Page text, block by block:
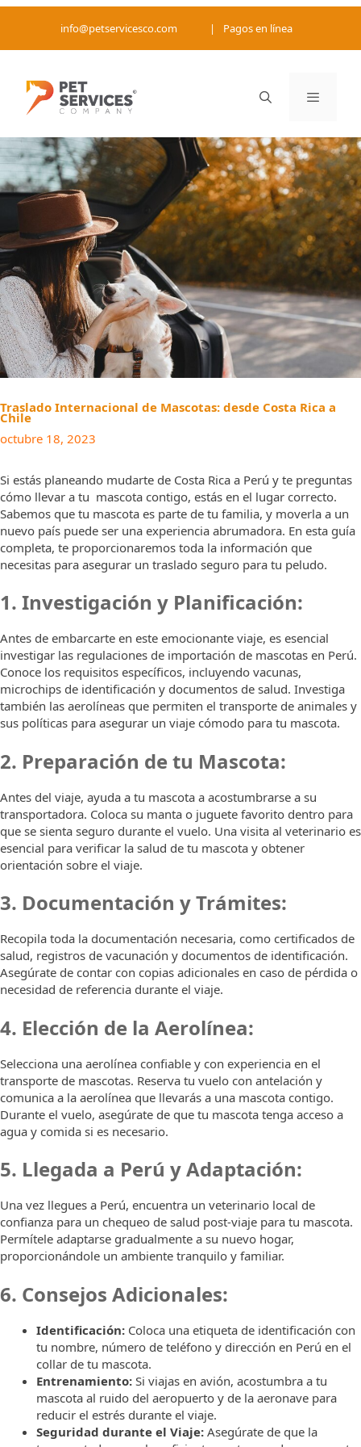
contenido
info@petservicesco.com | Pagos en línea
Menú
Traslado Internacional de Mascotas: desde Costa Rica a
Chile
octubre 18, 2023
Si estás planeando mudarte de Costa Rica a Perú y te preguntas
cómo llevar a tu mascota contigo, estás en el lugar correcto.
Sabemos que tu mascota es parte de tu familia, y moverla a un
nuevo país puede ser una experiencia abrumadora. En esta guía
completa, te proporcionaremos toda la información que
necesitas para asegurar un traslado seguro para tu peludo.
1. Investigación y Planificación:
Antes de embarcarte en este emocionante viaje, es esencial
investigar las regulaciones de importación de mascotas en Perú.
Conoce los requisitos específicos, incluyendo vacunas,
microchips de identificación y documentos de salud. Investiga
también las aerolíneas que permiten el transporte de animales y
sus políticas para asegurar un viaje cómodo para tu mascota.
2. Preparación de tu Mascota:
Antes del viaje, ayuda a tu mascota a acostumbrarse a su
transportadora. Coloca su manta o juguete favorito dentro para
que se sienta seguro durante el vuelo. Una visita al veterinario es
esencial para verificar la salud de tu mascota y obtener
orientación sobre el viaje.
3. Documentación y Trámites:
Recopila toda la documentación necesaria, como certificados de
salud, registros de vacunación y documentos de identificación.
Asegúrate de contar con copias adicionales en caso de pérdida o
necesidad de referencia durante el viaje.
4. Elección de la Aerolínea:
Selecciona una aerolínea confiable y con experiencia en el
transporte de mascotas. Reserva tu vuelo con antelación y
comunica a la aerolínea que llevarás a una mascota contigo.
Durante el vuelo, asegúrate de que tu mascota tenga acceso a
agua y comida si es necesario.
5. Llegada a Perú y Adaptación:
Una vez llegues a Perú, encuentra un veterinario local de
confianza para un chequeo de salud post-viaje para tu mascota.
Permítele adaptarse gradualmente a su nuevo hogar,
proporcionándole un ambiente tranquilo y familiar.
6. Consejos Adicionales:
Identificación: Coloca una etiqueta de identificación con
tu nombre, número de teléfono y dirección en Perú en el
collar de tu mascota.
Entrenamiento: Si viajas en avión, acostumbra a tu
mascota al ruido del aeropuerto y de la aeronave para
reducir el estrés durante el viaje.
Seguridad durante el Viaje: Asegúrate de que la